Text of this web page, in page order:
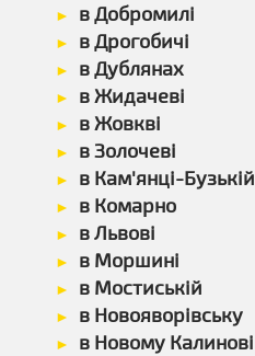
в Добромилі
в Дрогобичі
в Дублянах
в Жидачеві
в Жовкві
в Золочеві
в Кам'янці-Бузькій
в Комарно
в Львові
в Моршині
в Мостиській
в Новояворівську
в Новому Калинові